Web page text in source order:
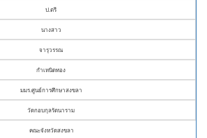
ป.ตรี
นางสาว
จารุวรรณ
กำเหนิดทอง
มมร.ศูนย์การศึกษาสงขลา
วัดกอบกุลรัตนาราม
คณะจังหวัดสงขลา